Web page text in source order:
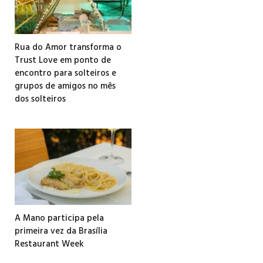
Rua do Amor transforma o
Trust Love em ponto de
encontro para solteiros e
grupos de amigos no mês
dos solteiros
A Mano participa pela
primeira vez da Brasília
Restaurant Week